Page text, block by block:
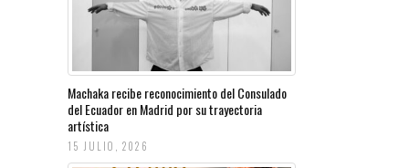
Machaka recibe reconocimiento del Consulado
del Ecuador en Madrid por su trayectoria
artística
15 JULIO, 2026